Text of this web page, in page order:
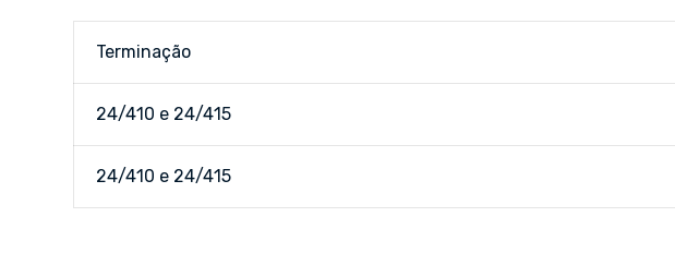
Terminação
24/410 e 24/415
24/410 e 24/415